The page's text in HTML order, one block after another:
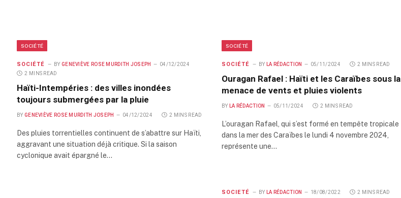
SOCIÉTÉ
SOCIÉTÉ BY GENEVIÈVE ROSE MURDITH JOSEPH
04/12/2024
2 MINS READ
Haïti-Intempéries : des villes inondées
toujours submergées par la pluie
BY GENEVIÈVE ROSE MURDITH JOSEPH 04/12/2024 2 MINS READ
Des pluies torrentielles continuent de s’abattre sur Haïti,
aggravant une situation déjà critique. Si la saison
cyclonique avait épargné le…
SOCIÉTÉ
SOCIÉTÉ BY LA RÉDACTION 05/11/2024 2 MINS READ
Ouragan Rafael : Haïti et les Caraïbes sous la
menace de vents et pluies violents
BY LA RÉDACTION 05/11/2024 2 MINS READ
L’ouragan Rafael, qui s’est formé en tempête tropicale
dans la mer des Caraïbes le lundi 4 novembre 2024,
représente une…
SOCIETÉ BY LA RÉDACTION 18/08/2022 2 MINS READ